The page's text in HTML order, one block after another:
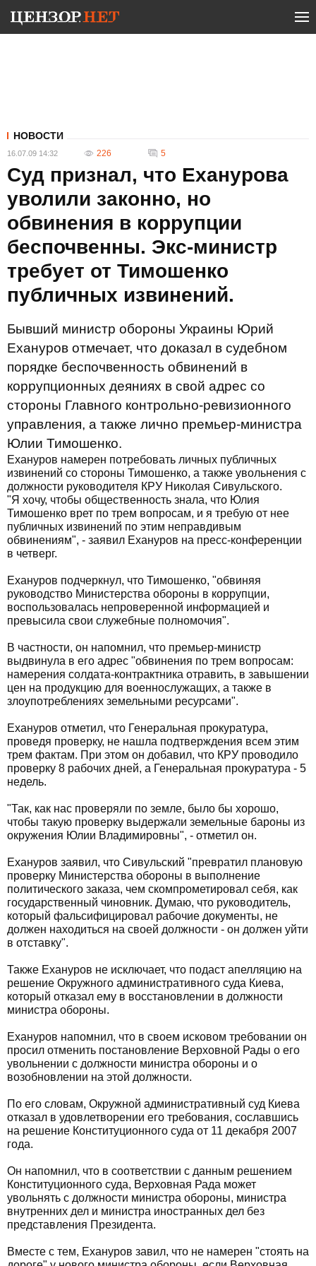
НОВОСТИ
16.07.09 14:32 226 5
Суд признал, что Еханурова
уволили законно, но
обвинения в коррупции
беспочвенны. Экс-министр
требует от Тимошенко
публичных извинений.
Бывший министр обороны Украины Юрий
Ехануров отмечает, что доказал в судебном
порядке беспочвенность обвинений в
коррупционных деяниях в свой адрес со
стороны Главного контрольно-ревизионного
управления, а также лично премьер-министра
Юлии Тимошенко.
Ехануров намерен потребовать личных публичных
извинений со стороны Тимошенко, а также увольнения с
должности руководителя КРУ Николая Сивульского.
"Я хочу, чтобы общественность знала, что Юлия
Тимошенко врет по трем вопросам, и я требую от нее
публичных извинений по этим неправдивым
обвинениям", - заявил Ехануров на пресс-конференции
в четверг.
Ехануров подчеркнул, что Тимошенко, "обвиняя
руководство Министерства обороны в коррупции,
воспользовалась непроверенной информацией и
превысила свои служебные полномочия".
В частности, он напомнил, что премьер-министр
выдвинула в его адрес "обвинения по трем вопросам:
намерения солдата-контрактника отравить, в завышении
цен на продукцию для военнослужащих, а также в
злоупотреблениях земельными ресурсами".
Ехануров отметил, что Генеральная прокуратура,
проведя проверку, не нашла подтверждения всем этим
трем фактам. При этом он добавил, что КРУ проводило
проверку 8 рабочих дней, а Генеральная прокуратура - 5
недель.
"Так, как нас проверяли по земле, было бы хорошо,
чтобы такую проверку выдержали земельные бароны из
окружения Юлии Владимировны", - отметил он.
Ехануров заявил, что Сивульский "превратил плановую
проверку Министерства обороны в выполнение
политического заказа, чем скомпрометировал себя, как
государственный чиновник. Думаю, что руководитель,
который фальсифицировал рабочие документы, не
должен находиться на своей должности - он должен уйти
в отставку".
Также Ехануров не исключает, что подаст апелляцию на
решение Окружного административного суда Киева,
который отказал ему в восстановлении в должности
министра обороны.
Ехануров напомнил, что в своем исковом требовании он
просил отменить постановление Верховной Рады о его
увольнении с должности министра обороны и о
возобновлении на этой должности.
По его словам, Окружной административный суд Киева
отказал в удовлетворении его требования, сославшись
на решение Конституционного суда от 11 декабря 2007
года.
Он напомнил, что в соответствии с данным решением
Конституционного суда, Верховная Рада может
увольнять с должности министра обороны, министра
внутренних дел и министра иностранных дел без
представления Президента.
Вместе с тем, Ехануров завил, что не намерен "стоять на